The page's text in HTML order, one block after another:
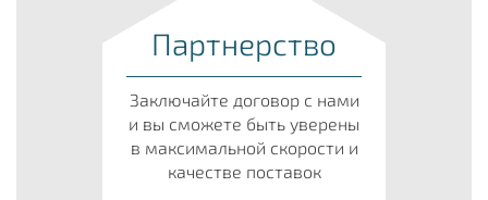
Партнерство
Заключайте договор с нами
и вы сможете быть уверены
в максимальной скорости и
качестве поставок